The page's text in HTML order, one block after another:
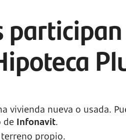
vivienda nueva o usada.
de Infonavit.
propio.